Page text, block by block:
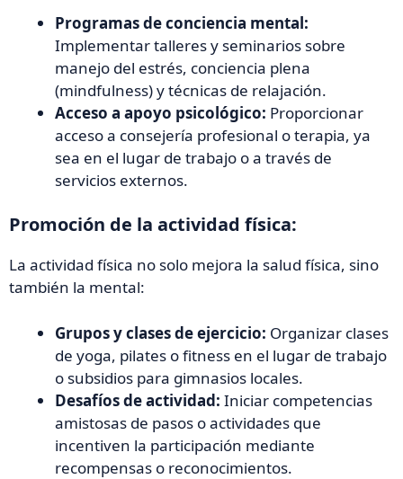
Programas de conciencia mental:
Implementar talleres y seminarios sobre
manejo del estrés, conciencia plena
(mindfulness) y técnicas de relajación.
Acceso a apoyo psicológico: Proporcionar
acceso a consejería profesional o terapia, ya
sea en el lugar de trabajo o a través de
servicios externos.
Promoción de la actividad física:
La actividad física no solo mejora la salud física, sino
también la mental:
Grupos y clases de ejercicio: Organizar clases
de yoga, pilates o fitness en el lugar de trabajo
o subsidios para gimnasios locales.
Desafíos de actividad: Iniciar competencias
amistosas de pasos o actividades que
incentiven la participación mediante
recompensas o reconocimientos.